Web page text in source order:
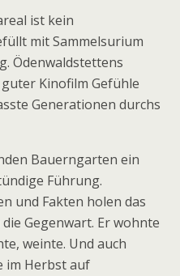
ist kein
mit Sammelsurium
Ödenwaldstettens
Kinofilm Gefühle
Generationen durchs
Bauerngarten ein
Führung.
und Fakten holen das
Gegenwart. Er wohnte
weinte. Und auch
im Herbst auf